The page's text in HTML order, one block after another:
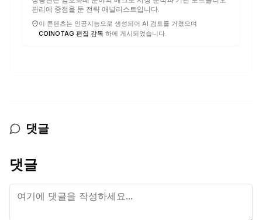
관리에 중점을 둔 전략 애널리스트입니다.
이 콘텐츠는 인공지능으로 생성되어 AI 검토를 거쳤으며
COINOTAG 편집 감독 하에 게시되었습니다.
댓글
댓글